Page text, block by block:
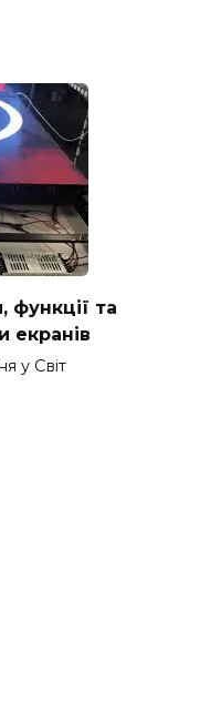
та
екранів
у Світ